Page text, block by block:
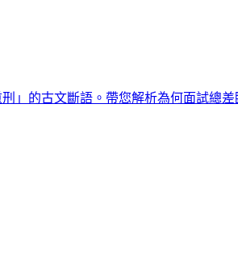
」的古文斷語。帶您解析為何面試總